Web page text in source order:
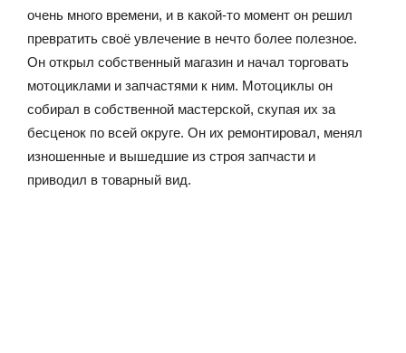
очень много времени, и в какой-то момент он решил
превратить своё увлечение в нечто более полезное.
Он открыл собственный магазин и начал торговать
мотоциклами и запчастями к ним. Мотоциклы он
собирал в собственной мастерской, скупая их за
бесценок по всей округе. Он их ремонтировал, менял
изношенные и вышедшие из строя запчасти и
приводил в товарный вид.